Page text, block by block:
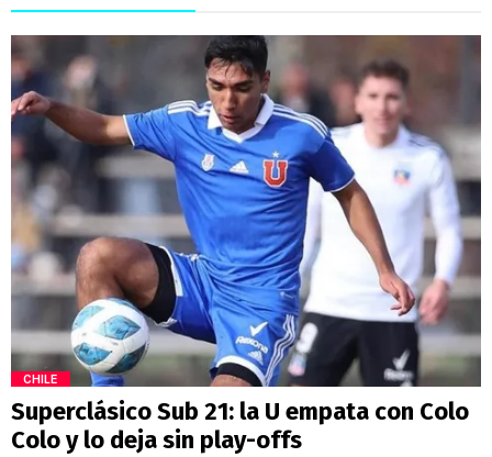
CHILE
Superclásico Sub 21: la U empata con Colo
Colo y lo deja sin play-offs